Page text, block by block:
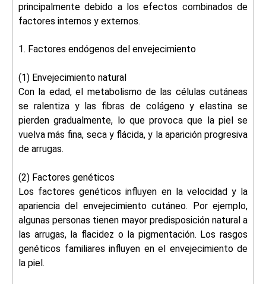
principalmente debido a los efectos combinados de
factores internos y externos.
1. Factores endógenos del envejecimiento
(1) Envejecimiento natural
Con la edad, el metabolismo de las células cutáneas
se ralentiza y las fibras de colágeno y elastina se
pierden gradualmente, lo que provoca que la piel se
vuelva más fina, seca y flácida, y la aparición progresiva
de arrugas.
(2) Factores genéticos
Los factores genéticos influyen en la velocidad y la
apariencia del envejecimiento cutáneo. Por ejemplo,
algunas personas tienen mayor predisposición natural a
las arrugas, la flacidez o la pigmentación. Los rasgos
genéticos familiares influyen en el envejecimiento de
la piel.